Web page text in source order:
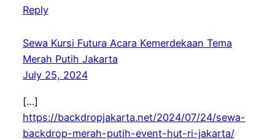
Reply
Sewa Kursi Futura Acara Kemerdekaan Tema
Merah Putih Jakarta
July 25, 2024
[…]
https://backdropjakarta.net/2024/07/24/sewa-
backdrop-merah-putih-event-hut-ri-jakarta/